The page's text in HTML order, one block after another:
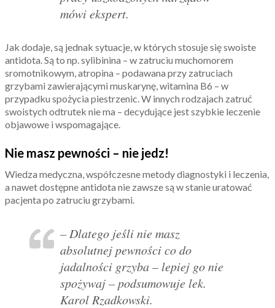
mówi ekspert.
Jak dodaje, są jednak sytuacje, w których stosuje się swoiste
antidota. Są to np. sylibinina – w zatruciu muchomorem
sromotnikowym, atropina – podawana przy zatruciach
grzybami zawierającymi muskarynę, witamina B6 – w
przypadku spożycia piestrzenic. W innych rodzajach zatruć
swoistych odtrutek nie ma – decydujące jest szybkie leczenie
objawowe i wspomagające.
Nie masz pewności – nie jedz!
Wiedza medyczna, współczesne metody diagnostyki i leczenia,
a nawet dostępne antidota nie zawsze są w stanie uratować
pacjenta po zatruciu grzybami.
– Dlatego jeśli nie masz
absolutnej pewności co do
jadalności grzyba – lepiej go nie
spożywaj – podsumowuje lek.
Karol Rzadkowski.